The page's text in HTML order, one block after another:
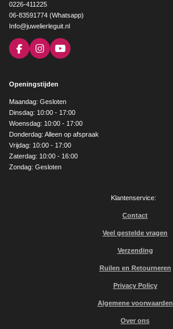
0226-411225
06-83591774 (Whatsapp)
Info@juwelierleguit.nl
F
a
b
o
k
I
n
a
g
r
a
m
Y
o
e
Openingstijden
Maandag: Gesloten
Dinsdag: 10:00 - 17:00
Woensdag: 10:00 - 17:00
Donderdag: Alleen op afspraak
Vrijdag: 10:00 - 17:00
Zaterdag: 10:00 - 16:00
Zondag: Gesloten
Klantenservice:
Contact
Veel gestelde vragen
Verzending
Ruilen en Retourneren
Privacy Policy
Algemene voorwaarden
Over ons